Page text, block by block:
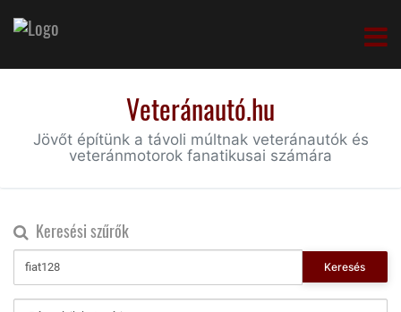
Veteránautó.hu
Jövőt építünk a távoli múltnak veteránautók és
veteránmotorok fanatikusai számára
Keresési szűrők
Keresés